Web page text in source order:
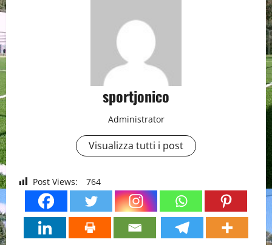
sportjonico
Administrator
Visualizza tutti i post
Post Views: 764